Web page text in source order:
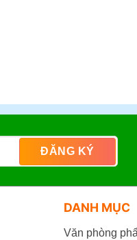
DANH MỤC
Văn phòng